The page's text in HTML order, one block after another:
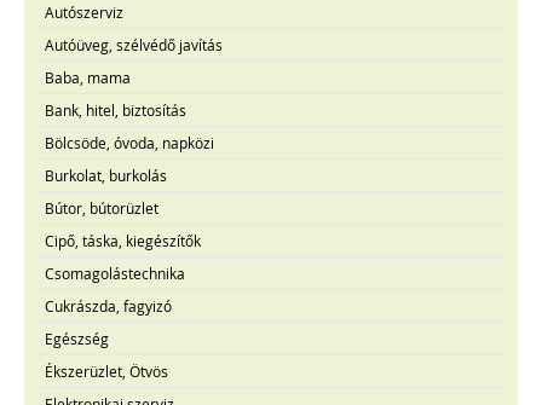
Autószerviz
Autóüveg, szélvédő javítás
Baba, mama
Bank, hitel, biztosítás
Bölcsöde, óvoda, napközi
Burkolat, burkolás
Bútor, bútorüzlet
Cipő, táska, kiegészítők
Csomagolástechnika
Cukrászda, fagyizó
Egészség
Ékszerüzlet, Ötvös